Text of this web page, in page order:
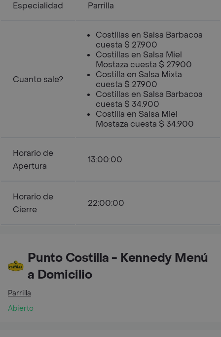
Especialidad Parrilla
Cuanto sale?
Costillas en Salsa Barbacoa
cuesta $ 27.900
Costillas en Salsa Miel
Mostaza cuesta $ 27.900
Costilla en Salsa Mixta
cuesta $ 27.900
Costillas en Salsa Barbacoa
cuesta $ 34.900
Costilla en Salsa Miel
Mostaza cuesta $ 34.900
Horario de
Apertura
13:00:00
Horario de
Cierre
22:00:00
Punto Costilla - Kennedy Menú
a Domicilio
Parrilla
Abierto